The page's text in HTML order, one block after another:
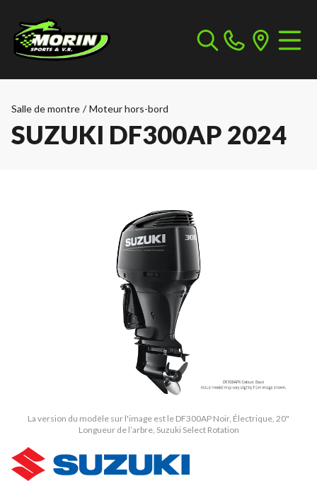
Salle de montre / Moteur hors-bord
SUZUKI DF300AP 2024
La version du modèle sur l'image est le DF300AP Noir, Électrique, 20"
Longueur de l’arbre, Suzuki Select Rotation